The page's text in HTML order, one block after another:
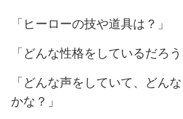
「ヒーローの技や道具は？」
「どんな性格をしているだろう
「どんな声をしていて、どん
かな？」